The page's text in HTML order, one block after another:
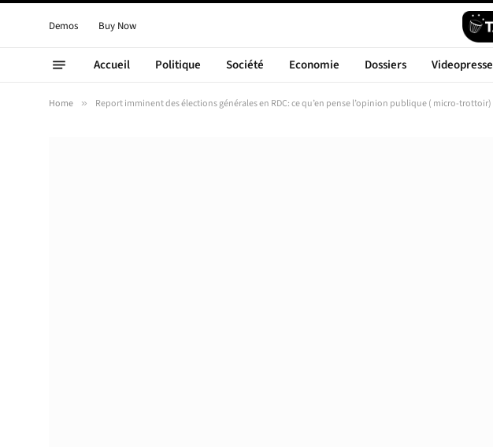
Demos Buy Now
Accueil Politique Société Economie Dossiers Videopresse
Home » Report imminent des élections générales en RDC: ce qu’en pense l’opinion publique ( micro-trottoir)